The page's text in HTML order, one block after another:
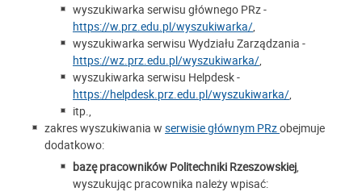
wyszukiwarka serwisu głównego PRz -
https://w.prz.edu.pl/wyszukiwarka/,
wyszukiwarka serwisu Wydziału Zarządzania -
https://wz.prz.edu.pl/wyszukiwarka/,
wyszukiwarka serwisu Helpdesk -
https://helpdesk.prz.edu.pl/wyszukiwarka/,
itp.,
zakres wyszukiwania w serwisie głównym PRzobejmuje
dodatkowo:
bazę pracowników Politechniki Rzeszowskiej,
wyszukując pracownika należy wpisać: